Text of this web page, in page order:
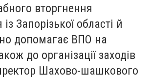
вторгнення
Запорізької області й
допомагає ВПО на
до організації заходів
Шахово-шашкового